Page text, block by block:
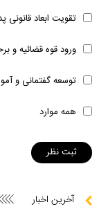
تقویت ابعاد قانونی
ورود قوه قضائیه و
توسعه گفتمانی و
همه موارد
آخرین اخبار